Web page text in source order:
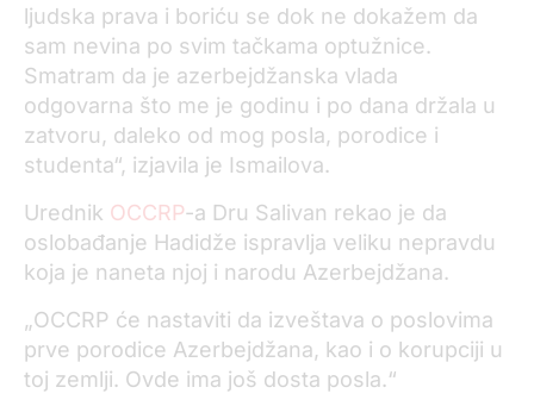
ljudska prava i boriću se dok ne dokažem da
sam nevina po svim tačkama optužnice.
Smatram da je azerbejdžanska vlada
odgovarna što me je godinu i po dana držala u
zatvoru, daleko od mog posla, porodice i
studenta“, izjavila je Ismailova.
Urednik OCCRP-a Dru Salivan rekao je da
oslobađanje Hadidže ispravlja veliku nepravdu
koja je naneta njoj i narodu Azerbejdžana.
„OCCRP će nastaviti da izveštava o poslovima
prve porodice Azerbejdžana, kao i o korupciji u
toj zemlji. Ovde ima još dosta posla.“